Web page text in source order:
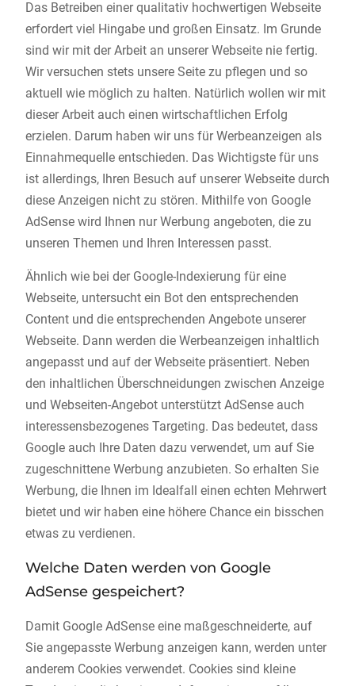
Das Betreiben einer qualitativ hochwertigen Webseite
erfordert viel Hingabe und großen Einsatz. Im Grunde
sind wir mit der Arbeit an unserer Webseite nie fertig.
Wir versuchen stets unsere Seite zu pflegen und so
aktuell wie möglich zu halten. Natürlich wollen wir mit
dieser Arbeit auch einen wirtschaftlichen Erfolg
erzielen. Darum haben wir uns für Werbeanzeigen als
Einnahmequelle entschieden. Das Wichtigste für uns
ist allerdings, Ihren Besuch auf unserer Webseite durch
diese Anzeigen nicht zu stören. Mithilfe von Google
AdSense wird Ihnen nur Werbung angeboten, die zu
unseren Themen und Ihren Interessen passt.
Ähnlich wie bei der Google-Indexierung für eine
Webseite, untersucht ein Bot den entsprechenden
Content und die entsprechenden Angebote unserer
Webseite. Dann werden die Werbeanzeigen inhaltlich
angepasst und auf der Webseite präsentiert. Neben
den inhaltlichen Überschneidungen zwischen Anzeige
und Webseiten-Angebot unterstützt AdSense auch
interessensbezogenes Targeting. Das bedeutet, dass
Google auch Ihre Daten dazu verwendet, um auf Sie
zugeschnittene Werbung anzubieten. So erhalten Sie
Werbung, die Ihnen im Idealfall einen echten Mehrwert
bietet und wir haben eine höhere Chance ein bisschen
etwas zu verdienen.
Welche Daten werden von Google
AdSense gespeichert?
Damit Google AdSense eine maßgeschneiderte, auf
Sie angepasste Werbung anzeigen kann, werden unter
anderem Cookies verwendet. Cookies sind kleine